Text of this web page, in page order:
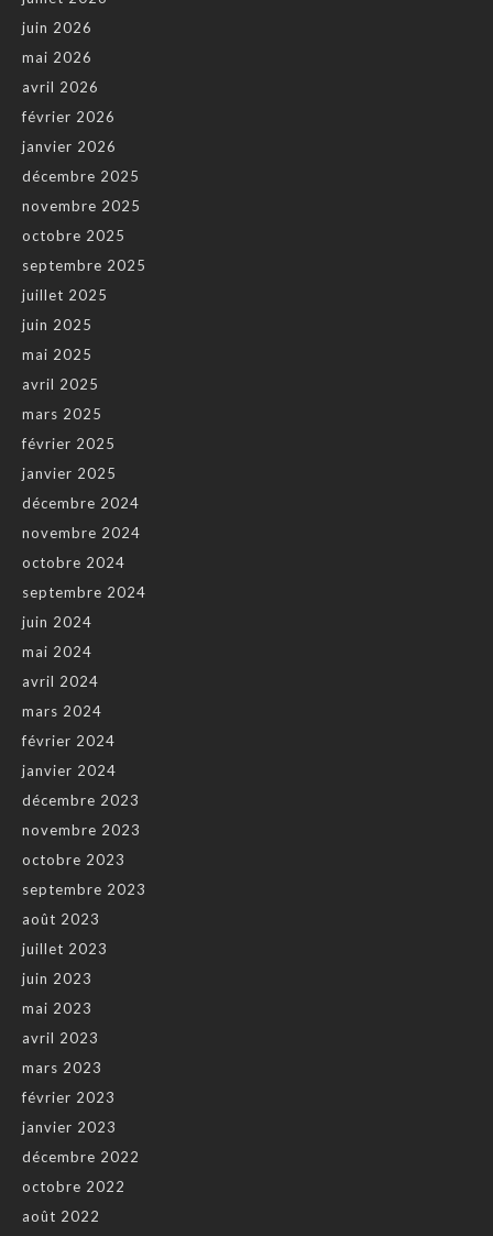
juin 2026
mai 2026
avril 2026
février 2026
janvier 2026
décembre 2025
novembre 2025
octobre 2025
septembre 2025
juillet 2025
juin 2025
mai 2025
avril 2025
mars 2025
février 2025
janvier 2025
décembre 2024
novembre 2024
octobre 2024
septembre 2024
juin 2024
mai 2024
avril 2024
mars 2024
février 2024
janvier 2024
décembre 2023
novembre 2023
octobre 2023
septembre 2023
août 2023
juillet 2023
juin 2023
mai 2023
avril 2023
mars 2023
février 2023
janvier 2023
décembre 2022
octobre 2022
août 2022